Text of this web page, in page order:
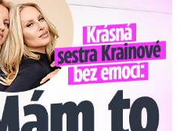
Mám to za pár…